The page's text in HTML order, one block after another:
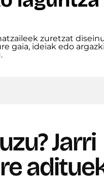
zuretzat
gaia, ideiak edo
Jarri